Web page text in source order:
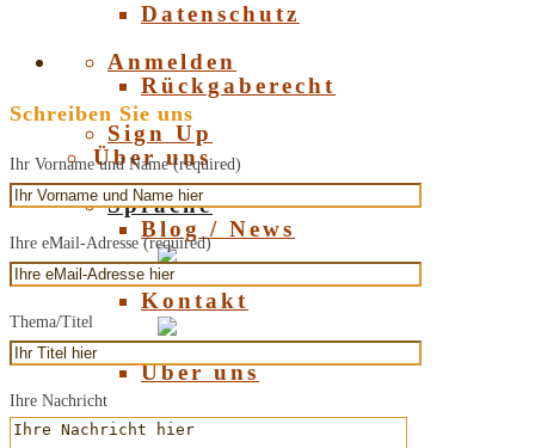
Datenschutz
Rückgaberecht
Über uns
Blog / News
Kontakt
Über uns
Anmelden
Sign Up
Sprache
Deutsch
English
Schreiben Sie uns
Ihr Vorname und Name (required)
Ihre eMail-Adresse (required)
Thema/Titel
Ihre Nachricht